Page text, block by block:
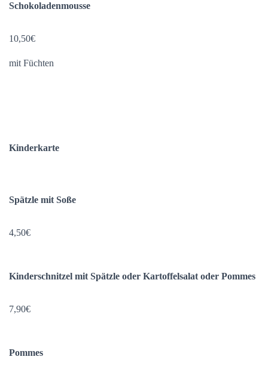
Schokoladenmousse
10,50€
mit Füchten
Kinderkarte
Spätzle mit Soße
4,50€
Kinderschnitzel mit Spätzle oder Kartoffelsalat oder Pommes
7,90€
Pommes